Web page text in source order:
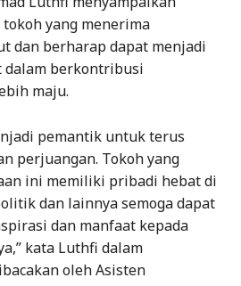
yang menerima
dan berharap dapat menjadi
dalam berkontribusi
maju.
pemantik untuk terus
perjuangan. Tokoh yang
ini memiliki pribadi hebat di
dan lainnya semoga dapat
dan manfaat kepada
kata Luthfi dalam
oleh Asisten